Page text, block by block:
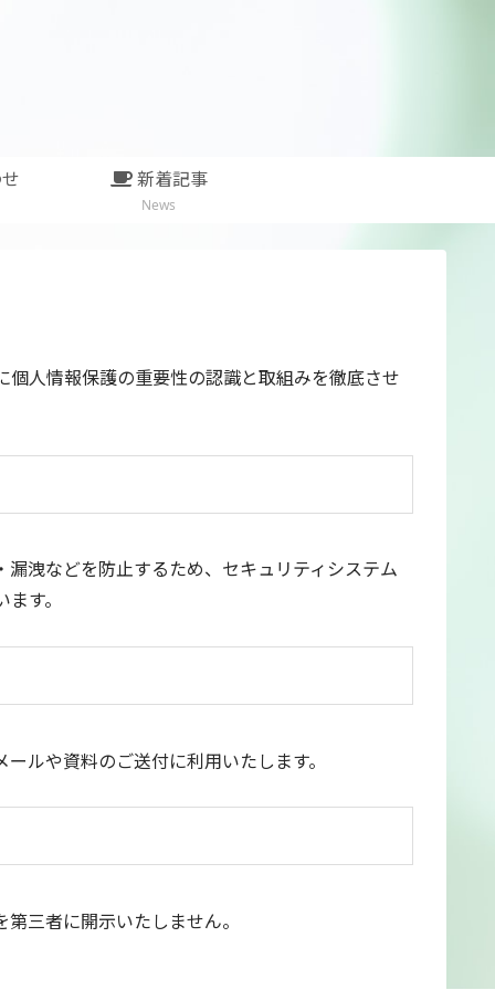
新着記事
News
人情報保護の重要性の認識と取組みを徹底させ
洩などを防止するため、セキュリティシステム
す。
ルや資料のご送付に利用いたします。
三者に開示いたしません。